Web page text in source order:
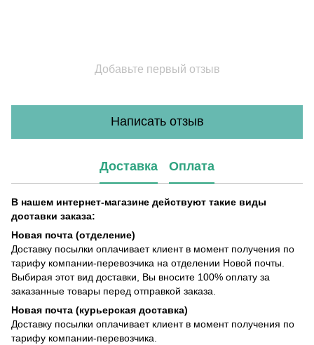
Добавьте первый отзыв
Написать отзыв
Доставка Оплата
В нашем интернет-магазине действуют такие виды
доставки заказа:
Новая почта (отделение)
Доставку посылки оплачивает клиент в момент получения по
тарифу компании-перевозчика на отделении Новой почты.
Выбирая этот вид доставки, Вы вносите 100% оплату за
заказанные товары перед отправкой заказа.
Новая почта (курьерская доставка)
Доставку посылки оплачивает клиент в момент получения по
тарифу компании-перевозчика.